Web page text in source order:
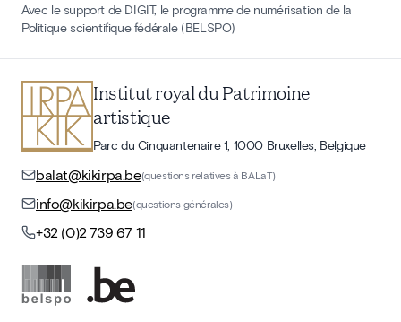
Avec le support de DIGIT, le programme de numérisation de la
Politique scientifique fédérale (BELSPO)
Institut royal du Patrimoine
artistique
Parc du Cinquantenaire 1, 1000 Bruxelles, Belgique
balat@kikirpa.be(questions relatives à BALaT)
info@kikirpa.be(questions générales)
+32 (0)2 739 67 11